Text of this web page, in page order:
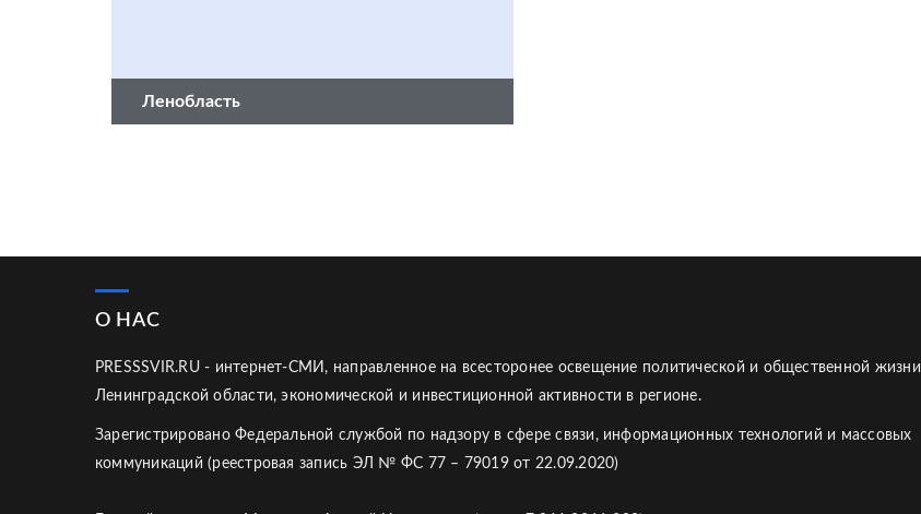
Ленобласть
О НАС
PRESSSVIR.RU - интернет-СМИ, направленное на всесторонее освещение политической и общественной жизни
Ленинградской области, экономической и инвестиционной активности в регионе.
Зарегистрировано Федеральной службой по надзору в сфере связи, информационных технологий и массовых
коммуникаций (реестровая запись ЭЛ № ФС 77 – 79019 от 22.09.2020)